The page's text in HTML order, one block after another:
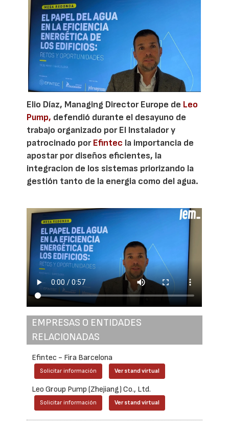
Elio Díaz, Managing Director Europe de Leo
Pump, defendió durante el desayuno de
trabajo organizado por El Instalador y
patrocinado porEfintec la importancia de
apostar por diseños eficientes, la
integracion de los sistemas priorizando la
gestión tanto de la energia como del agua.
EMPRESAS O ENTIDADES
RELACIONADAS
Efintec - Fira Barcelona
Solicitar información Ver stand virtual
Leo Group Pump (Zhejiang) Co., Ltd.
Solicitar información Ver stand virtual